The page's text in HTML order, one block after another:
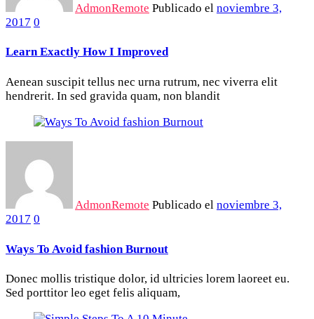
AdmonRemote Publicado el noviembre 3,
2017 0
Learn Exactly How I Improved
Aenean suscipit tellus nec urna rutrum, nec viverra elit
hendrerit. In sed gravida quam, non blandit
AdmonRemote Publicado el noviembre 3,
2017 0
Ways To Avoid fashion Burnout
Donec mollis tristique dolor, id ultricies lorem laoreet eu.
Sed porttitor leo eget felis aliquam,